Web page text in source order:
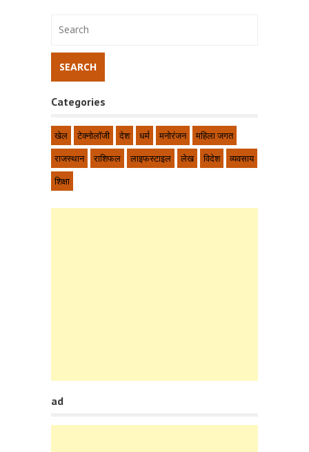
Categories
खेल टेक्नोलॉजी देश धर्म मनोरंजन
महिला जगत
राजस्थान
राशिफल लाइफस्टाइल लेख विदेश
व्यवसाय
शिक्षा
ad